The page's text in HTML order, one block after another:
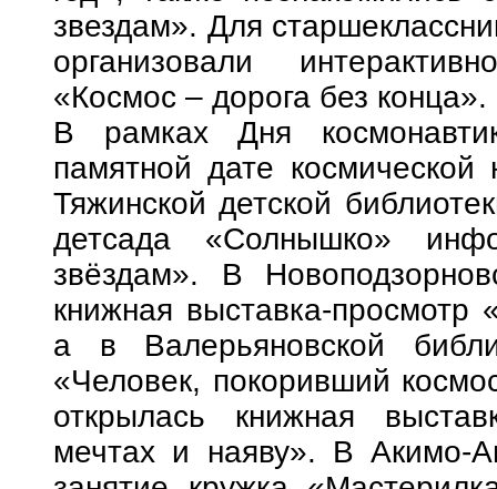
звездам». Для
организовали
«Космос – дорога без конца».
В рамках Дня
памятной дате космической
Тяжинской детской
детсада «Солнышко»
звёздам». В
книжная выставка-просмотр
а в Валерьяновской
«Человек, покоривший
открылась книжная
мечтах и наяву». В Акимо-